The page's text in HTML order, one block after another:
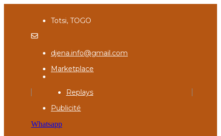
Totsi, TOGO
djena.info@gmail.com
Marketplace
Replays
Publicité
Whatsapp